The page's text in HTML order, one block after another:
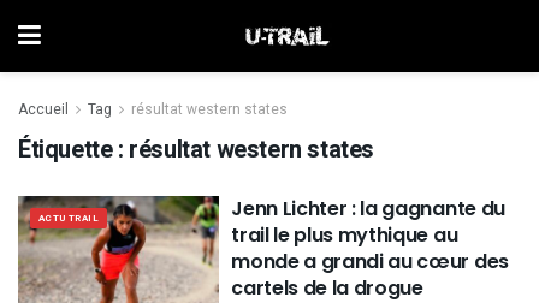
Accueil Tag résultat western states
Étiquette : résultat western states
ACTU TRAIL
Jenn Lichter : la gagnante du
trail le plus mythique au
monde a grandi au cœur des
cartels de la drogue